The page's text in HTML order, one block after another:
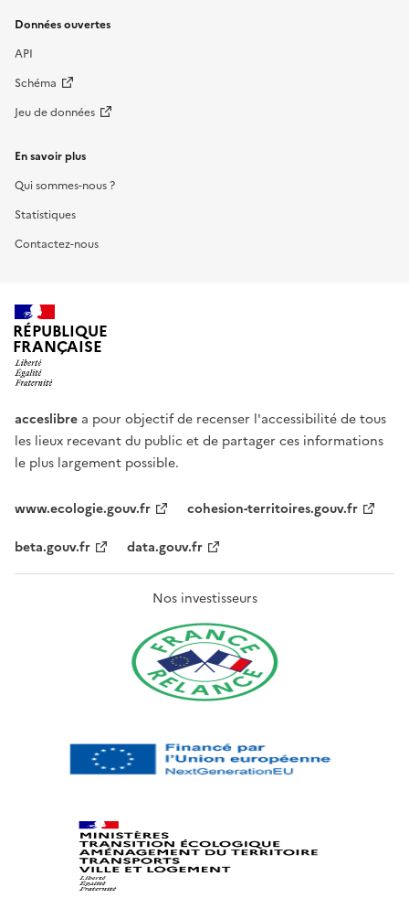
Données ouvertes
API
Schéma
Jeu de données
En savoir plus
Qui sommes-nous ?
Statistiques
Contactez-nous
RÉPUBLIQUE
FRANÇAISE
acceslibre a pour objectif de recenser l'accessibilité de tous
les lieux recevant du public et de partager ces informations
le plus largement possible.
www.ecologie.gouv.fr
cohesion-territoires.gouv.fr
beta.gouv.fr
data.gouv.fr
Nos investisseurs